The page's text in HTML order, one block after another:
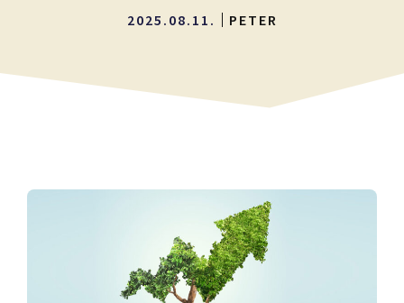
2025.08.11. PETER